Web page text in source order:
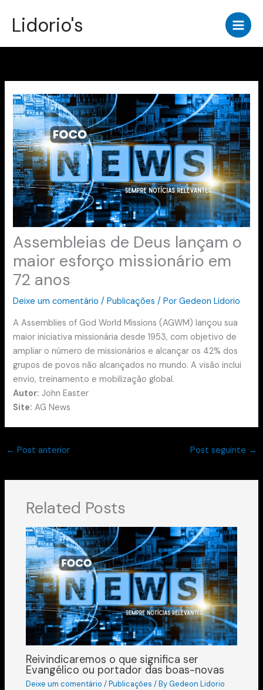
para
conteúdo
Lidorio's
Assembleias de Deus lançam o
maior esforço missionário em
72 anos
Deixe um comentário /Publicações / PorGedeon Lidorio
A Assemblies of God World Missions (AGWM) lançou sua
maior iniciativa missionária desde 1953, com objetivo de
ampliar o número de missionários e alcançar os 42% dos
grupos de povos não alcançados no mundo. A visão inclui
envio, treinamento e mobilização global.
Autor: John Easter
Site: AG News
← Post anterior Post seguinte →
Related Posts
Reivindicaremos o que significa ser
Evangélico ou portador das boas-novas
Deixe um comentário /Publicações / ByGedeon Lidorio